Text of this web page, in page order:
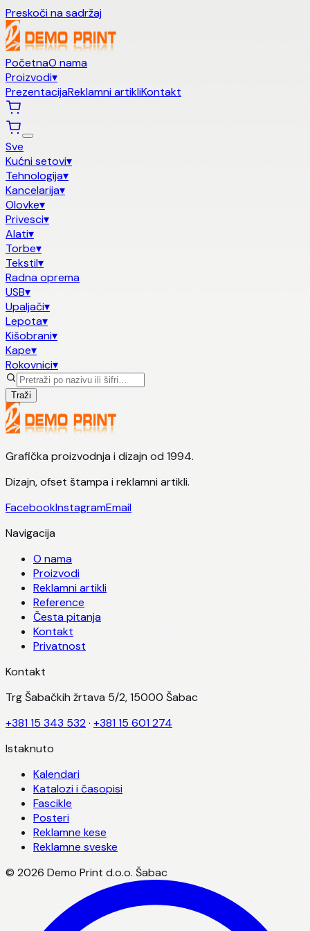
Preskoči na sadržaj
PočetnaO nama
Proizvodi▾
PrezentacijaReklamni artikliKontakt
Sve
Kućni setovi▾
Tehnologija▾
Kancelarija▾
Olovke▾
Privesci▾
Alati▾
Torbe▾
Tekstil▾
Radna oprema
USB▾
Upaljači▾
Lepota▾
Kišobrani▾
Kape▾
Rokovnici▾
Traži
Grafička proizvodnja i dizajn od 1994.
Dizajn, ofset štampa i reklamni artikli.
FacebookInstagramEmail
Navigacija
O nama
Proizvodi
Reklamni artikli
Reference
Česta pitanja
Kontakt
Privatnost
Kontakt
Trg Šabačkih žrtava 5/2, 15000 Šabac
+381 15 343 532· +381 15 601 274
Istaknuto
Kalendari
Katalozi i časopisi
Fascikle
Posteri
Reklamne kese
Reklamne sveske
© 2026 Demo Print d.o.o. Šabac